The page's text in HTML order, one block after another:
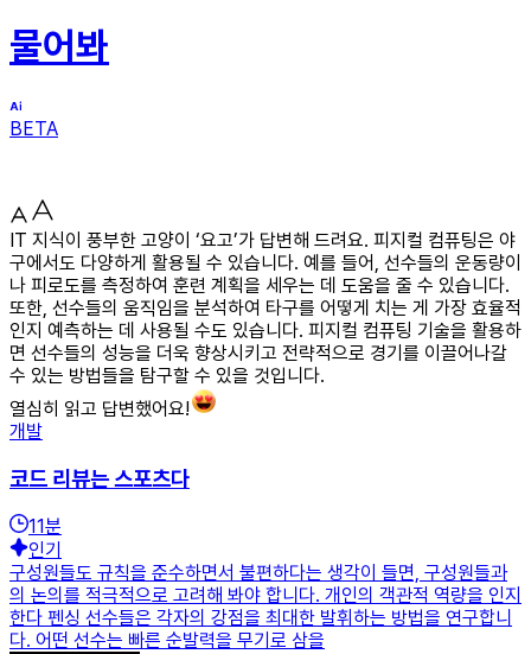
물어봐
BETA
IT 지식이 풍부한 고양이 ‘요고’가 답변해 드려요. 피지컬 컴퓨팅은 야
구에서도 다양하게 활용될 수 있습니다. 예를 들어, 선수들의 운동량이
나 피로도를 측정하여 훈련 계획을 세우는 데 도움을 줄 수 있습니다.
또한, 선수들의 움직임을 분석하여 타구를 어떻게 치는 게 가장 효율적
인지 예측하는 데 사용될 수도 있습니다. 피지컬 컴퓨팅 기술을 활용하
면 선수들의 성능을 더욱 향상시키고 전략적으로 경기를 이끌어나갈
수 있는 방법들을 탐구할 수 있을 것입니다.
열심히 읽고 답변했어요!
개발
코드 리뷰는 스포츠다
11분
인기
구성원들도 규칙을 준수하면서 불편하다는 생각이 들면, 구성원들과
의 논의를 적극적으로 고려해 봐야 합니다. 개인의 객관적 역량을 인지
한다 펜싱 선수들은 각자의 강점을 최대한 발휘하는 방법을 연구합니
다. 어떤 선수는 빠른 순발력을 무기로 삼을